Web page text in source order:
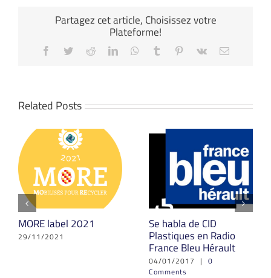
Partagez cet article, Choisissez votre
Plateforme!
Facebook
TwitterReddit LinkedInWhatsApp
TumblrPinterest
Vk
Related Posts
MORE label 2021
29/11/2021
Se habla de CID
Plastiques en Radio
France Bleu Hérault
04/01/2017 | 0
Comments